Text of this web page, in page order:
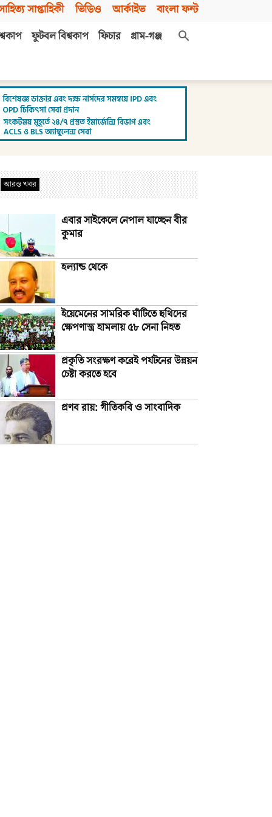
সাপ্তাহিকী ভিডিও আর্কাইভ বাংলা ফন্ট
ফুটবল বিশ্বকাপ ফিচার
গ্রাম-গঞ্জ
আরও খবর
এবার সাইকেলে নেপাল যাচ্ছেন বীর
কুমার
হল্যান্ড থেকে
ইয়েমেনের সামরিক ঘাঁটিতে হুথিদের
ক্ষেপণাস্ত্র হামলায় ৫৮ সেনা নিহত
প্রকৃতি সংরক্ষণ করেই পর্যটনের উন্নয়ন
চেষ্টা করতে হবে
প্রণব রায়: গীতিকবি ও সাংবাদিক